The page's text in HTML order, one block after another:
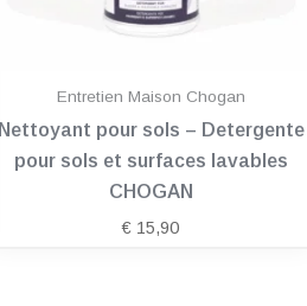
Entretien Maison Chogan
Nettoyant pour sols – Detergente
pour sols et surfaces lavables
CHOGAN
€ 15,90